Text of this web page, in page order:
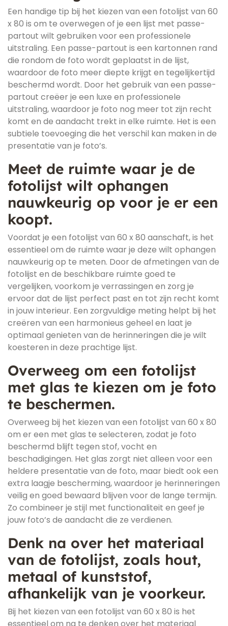
Een handige tip bij het kiezen van een fotolijst van 60
x 80 is om te overwegen of je een lijst met passe-
partout wilt gebruiken voor een professionele
uitstraling. Een passe-partout is een kartonnen rand
die rondom de foto wordt geplaatst in de lijst,
waardoor de foto meer diepte krijgt en tegelijkertijd
beschermd wordt. Door het gebruik van een passe-
partout creëer je een luxe en professionele
uitstraling, waardoor je foto nog meer tot zijn recht
komt en de aandacht trekt in elke ruimte. Het is een
subtiele toevoeging die het verschil kan maken in de
presentatie van je foto’s.
Meet de ruimte waar je de
fotolijst wilt ophangen
nauwkeurig op voor je er een
koopt.
Voordat je een fotolijst van 60 x 80 aanschaft, is het
essentieel om de ruimte waar je deze wilt ophangen
nauwkeurig op te meten. Door de afmetingen van de
fotolijst en de beschikbare ruimte goed te
vergelijken, voorkom je verrassingen en zorg je
ervoor dat de lijst perfect past en tot zijn recht komt
in jouw interieur. Een zorgvuldige meting helpt bij het
creëren van een harmonieus geheel en laat je
optimaal genieten van de herinneringen die je wilt
koesteren in deze prachtige lijst.
Overweeg om een ​​fotolijst
met glas te kiezen om je foto
te beschermen.
Overweeg bij het kiezen van een fotolijst van 60 x 80
om er een met glas te selecteren, zodat je foto
beschermd blijft tegen stof, vocht en
beschadigingen. Het glas zorgt niet alleen voor een
heldere presentatie van de foto, maar biedt ook een
extra laagje bescherming, waardoor je herinneringen
veilig en goed bewaard blijven voor de lange termijn.
Zo combineer je stijl met functionaliteit en geef je
jouw foto’s de aandacht die ze verdienen.
Denk na over het materiaal
van de fotolijst, zoals hout,
metaal of kunststof,
afhankelijk van je voorkeur.
Bij het kiezen van een fotolijst van 60 x 80 is het